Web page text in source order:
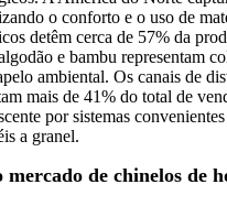
o conforto e o uso de
detêm cerca de 57% da
e bambu representam
ambiental. Os canais de
mais de 41% do total de
por sistemas
a granel.
de chinelos de